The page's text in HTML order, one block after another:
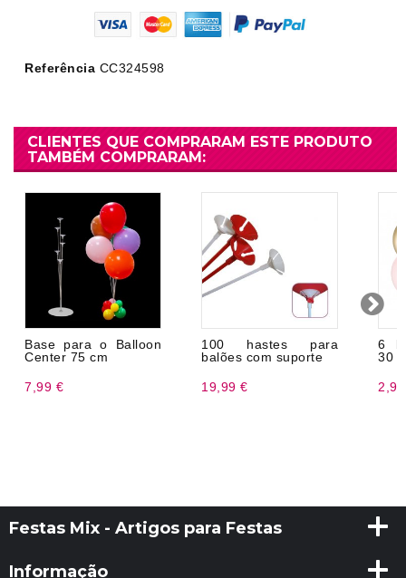
Referência CC324598
CLIENTES QUE COMPRARAM ESTE PRODUTO
TAMBÉM COMPRARAM:
Base para o Balloon
Center 75 cm
7,99 €
100 hastes para
balões com suporte
19,99 €
6
30
Festas Mix - Artigos para Festas
Informação